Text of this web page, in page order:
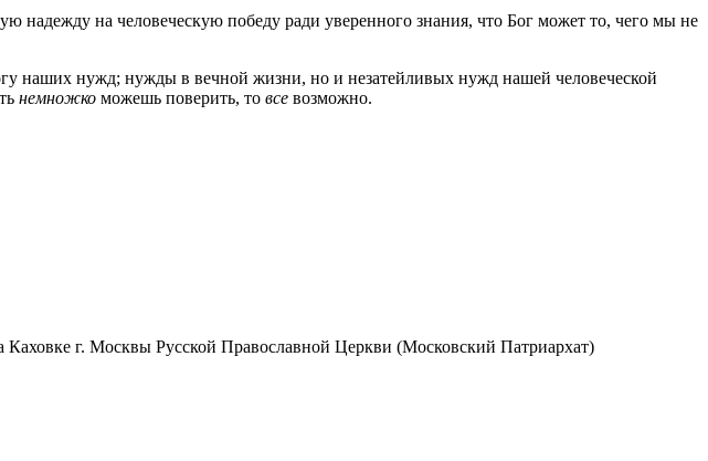
надежду на человеческую победу ради уверенного знания, что Бог может то, чего мы не
наших нужд; нужды в вечной жизни, но и незатейливых нужд нашей человеческой
немножко можешь поверить, то все возможно.
г. Москвы Русской Православной Церкви (Московский Патриархат)